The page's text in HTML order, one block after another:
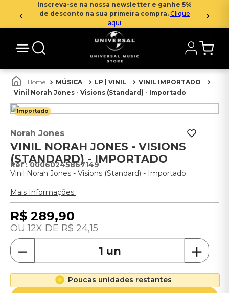
Inscreva-se na nossa newsletter e ganhe 5%
de desconto na sua primeira compra. Clique
aqui
MÚSICA LP | VINIL
VINIL IMPORTADO
Vinil Norah Jones - Visions (Standard) - Importado
Importado
Norah Jones
VINIL NORAH JONES - VISIONS
(STANDARD) - IMPORTADO
:00060245867149
Vinil Norah Jones - Visions (Standard) - Importado
Mais Informações.
R$ 289,90
12 R$ 24,15
＋
－
Poucas unidades restantes